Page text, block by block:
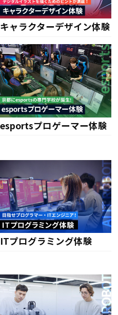
キャラクターデザイン体験
esportsプロゲーマー体験
ITプログラミング体験